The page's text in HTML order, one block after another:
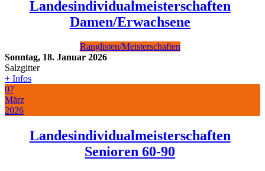
Landesindividualmeisterschaften
Damen/Erwachsene
Ranglisten/Meisterschaften
Sonntag, 18. Januar 2026
Salzgitter
+ Infos
07
März
2026
Landesindividualmeisterschaften
Senioren 60-90